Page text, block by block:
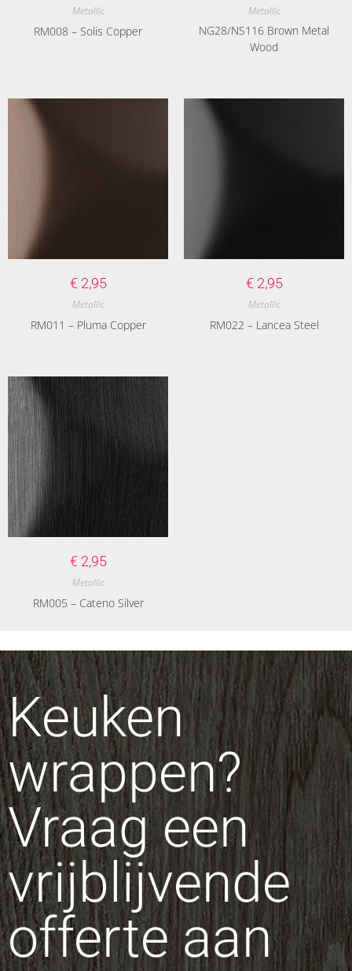
Metallic
RM008 – Solis Copper
Metallic
NG28/NS116 Brown Metal
Wood
€ 2,95
Metallic
RM011 – Pluma Copper
€ 2,95
Metallic
RM022 – Lancea Steel
€ 2,95
Metallic
RM005 – Cateno Silver
Keuken
wrappen?
Vraag een
vrijblijvende
offerte aan